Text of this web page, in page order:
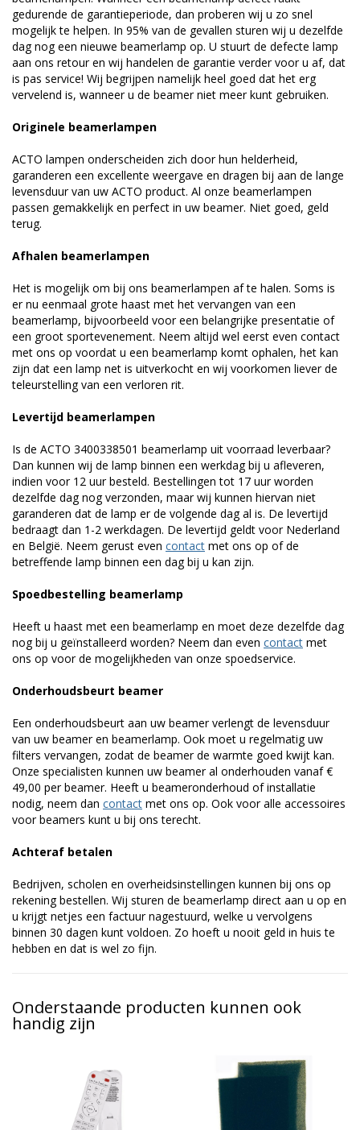
gedurende de garantieperiode, dan proberen wij u zo snel
mogelijk te helpen. In 95% van de gevallen sturen wij u dezelfde
dag nog een nieuwe beamerlamp op. U stuurt de defecte lamp
aan ons retour en wij handelen de garantie verder voor u af, dat
is pas service! Wij begrijpen namelijk heel goed dat het erg
vervelend is, wanneer u de beamer niet meer kunt gebruiken.
Originele beamerlampen
ACTO lampen onderscheiden zich door hun helderheid,
garanderen een excellente weergave en dragen bij aan de lange
levensduur van uw ACTO product. Al onze beamerlampen
passen gemakkelijk en perfect in uw beamer. Niet goed, geld
terug.
Afhalen beamerlampen
Het is mogelijk om bij ons beamerlampen af te halen. Soms is
er nu eenmaal grote haast met het vervangen van een
beamerlamp, bijvoorbeeld voor een belangrijke presentatie of
een groot sportevenement. Neem altijd wel eerst even contact
met ons op voordat u een beamerlamp komt ophalen, het kan
zijn dat een lamp net is uitverkocht en wij voorkomen liever de
teleurstelling van een verloren rit.
Levertijd beamerlampen
Is de ACTO 3400338501 beamerlamp uit voorraad leverbaar?
Dan kunnen wij de lamp binnen een werkdag bij u afleveren,
indien voor 12 uur besteld. Bestellingen tot 17 uur worden
dezelfde dag nog verzonden, maar wij kunnen hiervan niet
garanderen dat de lamp er de volgende dag al is. De levertijd
bedraagt dan 1-2 werkdagen. De levertijd geldt voor Nederland
en België. Neem gerust even contact met ons op of de
betreffende lamp binnen een dag bij u kan zijn.
Spoedbestelling beamerlamp
Heeft u haast met een beamerlamp en moet deze dezelfde dag
nog bij u geïnstalleerd worden? Neem dan even contact met
ons op voor de mogelijkheden van onze spoedservice.
Onderhoudsbeurt beamer
Een onderhoudsbeurt aan uw beamer verlengt de levensduur
van uw beamer en beamerlamp. Ook moet u regelmatig uw
filters vervangen, zodat de beamer de warmte goed kwijt kan.
Onze specialisten kunnen uw beamer al onderhouden vanaf €
49,00 per beamer. Heeft u beameronderhoud of installatie
nodig, neem dan contact met ons op. Ook voor alle accessoires
voor beamers kunt u bij ons terecht.
Achteraf betalen
Bedrijven, scholen en overheidsinstellingen kunnen bij ons op
rekening bestellen. Wij sturen de beamerlamp direct aan u op en
u krijgt netjes een factuur nagestuurd, welke u vervolgens
binnen 30 dagen kunt voldoen. Zo hoeft u nooit geld in huis te
hebben en dat is wel zo fijn.
Onderstaande producten kunnen ook
handig zijn